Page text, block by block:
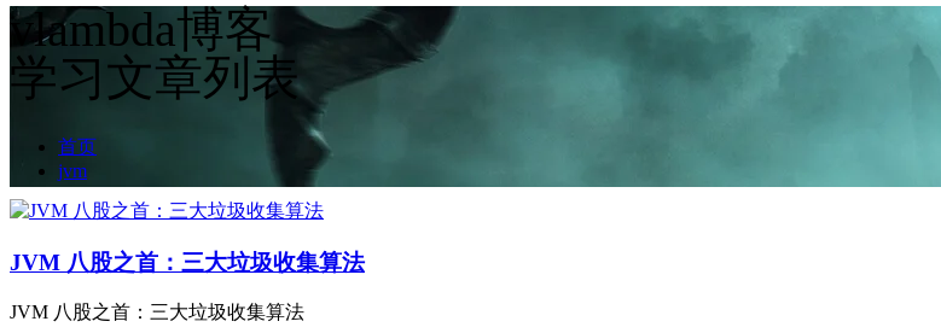
vlambda博客
学习文章列表
首页
jvm
JVM 八股之首：三大垃圾收集算法
JVM 八股之首：三大垃圾收集算法